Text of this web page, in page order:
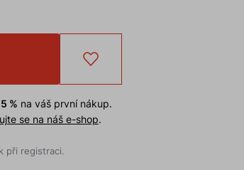
% na váš první nákup.
se na náš e-shop.
při registraci.